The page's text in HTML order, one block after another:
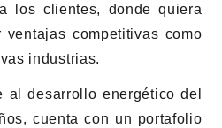
los clientes, donde quiera
competitivas como
industrias.
al desarrollo energético del
cuenta con un portafolio